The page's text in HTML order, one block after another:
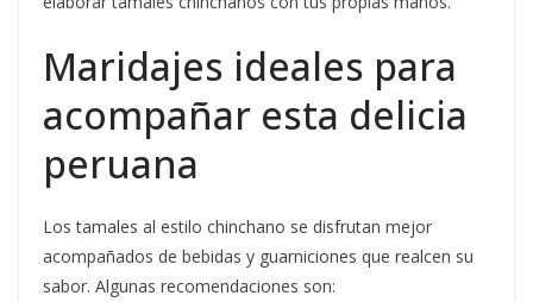
Maridajes ideales para
acompañar esta delicia
peruana
Los tamales al estilo chinchano se disfrutan mejor
acompañados de bebidas y guarniciones que realcen su
sabor. Algunas recomendaciones son: